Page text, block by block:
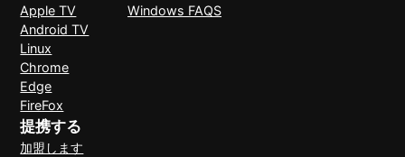
Apple TV
Android TV
Linux
Chrome
Edge
FireFox
Windows FAQS
提携する
加盟します